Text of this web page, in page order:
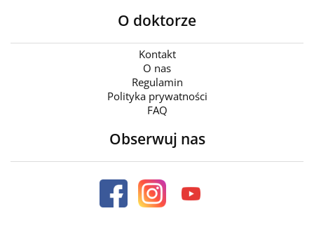
O doktorze
Kontakt
O nas
Regulamin
Polityka prywatności
FAQ
Obserwuj nas